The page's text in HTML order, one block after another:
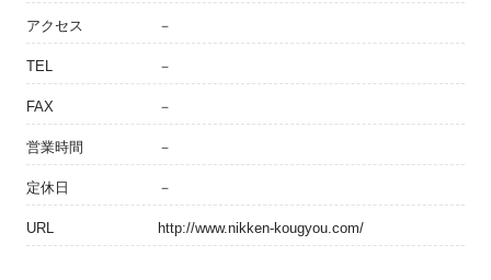
アクセス －
TEL －
FAX －
営業時間 －
定休日 －
URL http://www.nikken-kougyou.com/